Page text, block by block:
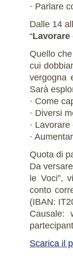
· Parlare
Dalle 14
“
Quello
cui
vergogna
Sarà
· Come
· Diversi
·
·
Quota di
Da
le Voci”,
conto
(IBAN:
Causale:
Scarica il